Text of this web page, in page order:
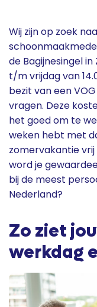
Wij zijn op zoek
de Bagijnesingel
t/m vrijdag van
bezit van een
vragen. Deze
het goed om te
weken hebt met
zomervakantie vrij
word je
bij de meest
Nederland?
Zo ziet
werkdag